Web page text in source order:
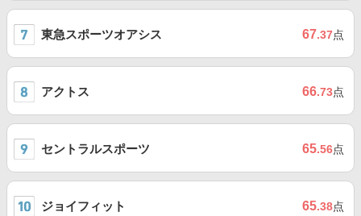
東急スポーツオアシス 67.37点
アクトス 66.73点
セントラルスポーツ 65.56点
ジョイフィット 65.38点